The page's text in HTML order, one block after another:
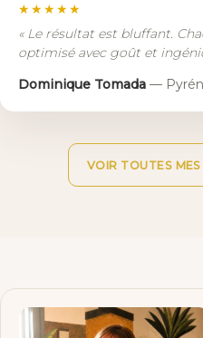
★★★★★
« Le résultat est bluffant.
optimisé avec goût et
Dominique Tomada —
VOIR TOUTES